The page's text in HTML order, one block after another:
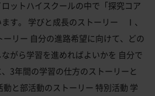
ットハイスクールの中で「探究コア
す。 学びと成長のストーリー Ⅰ、
リー 自分の進路希望に向けて、どの
がら学習を進めればよいかを 自分で
3年間の学習の仕方のストーリーと
と部活動のストーリー 特別活動 学